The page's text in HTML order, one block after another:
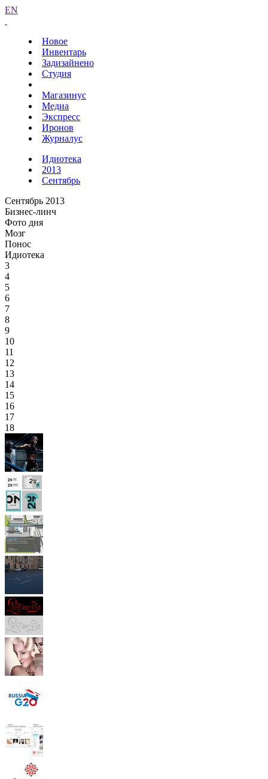
EN
Новое
Инвентарь
Задизайнено
Студия
Магазинус
Медиа
Экспресс
Иронов
Журналус
Идиотека
2013
Сентябрь
Сентябрь 2013
Бизнес-линч
Фото дня
Мозг
Понос
Идиотека
3
4
5
6
7
8
9
10
11
12
13
14
15
16
17
18